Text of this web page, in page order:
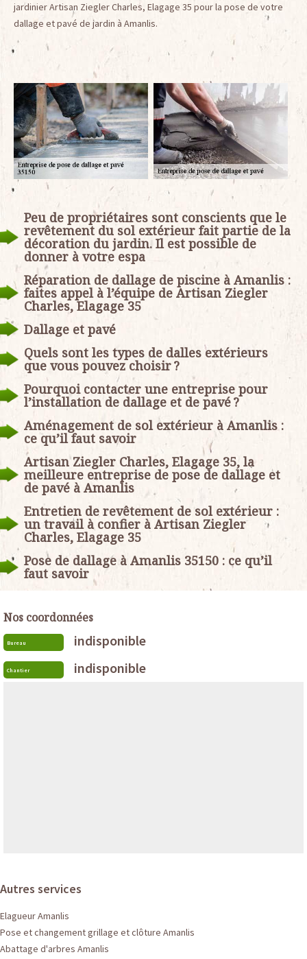
jardinier Artisan Ziegler Charles, Elagage 35 pour la pose de votre
dallage et pavé de jardin à Amanlis.
Peu de propriétaires sont conscients que le
revêtement du sol extérieur fait partie de la
décoration du jardin. Il est possible de
donner à votre espa
Réparation de dallage de piscine à Amanlis :
faites appel à l’équipe de Artisan Ziegler
Charles, Elagage 35
Dallage et pavé
Quels sont les types de dalles extérieurs
que vous pouvez choisir ?
Pourquoi contacter une entreprise pour
l’installation de dallage et de pavé ?
Aménagement de sol extérieur à Amanlis :
ce qu’il faut savoir
Artisan Ziegler Charles, Elagage 35, la
meilleure entreprise de pose de dallage et
de pavé à Amanlis
Entretien de revêtement de sol extérieur :
un travail à confier à Artisan Ziegler
Charles, Elagage 35
Pose de dallage à Amanlis 35150 : ce qu’il
faut savoir
Nos coordonnées
Bureau indisponible
Chantier indisponible
Autres services
Elagueur Amanlis
Pose et changement grillage et clôture Amanlis
Abattage d'arbres Amanlis